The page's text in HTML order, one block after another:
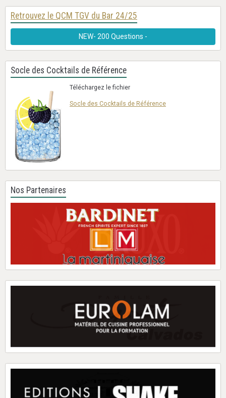
Retrouvez le QCM TGV du Bar 24/25
NEW- 200 Questions -
Socle des Cocktails de Référence
Téléchargez le fichier
Socle des Cocktails de Référence
Nos Partenaires